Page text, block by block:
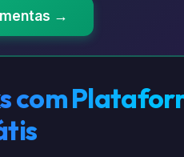
→
com